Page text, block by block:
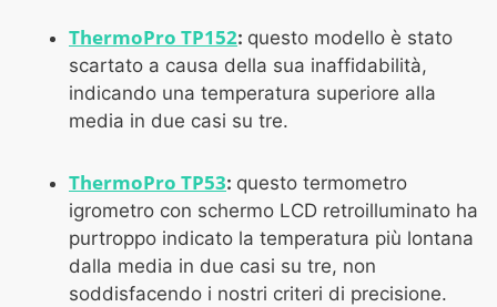
ThermoPro TP152: questo modello è stato
scartato a causa della sua inaffidabilità,
indicando una temperatura superiore alla
media in due casi su tre.
ThermoPro TP53: questo termometro
igrometro con schermo LCD retroilluminato ha
purtroppo indicato la temperatura più lontana
dalla media in due casi su tre, non
soddisfacendo i nostri criteri di precisione.